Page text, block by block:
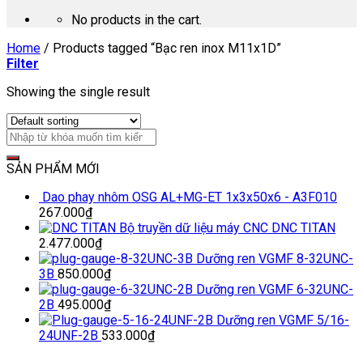
No products in the cart.
Home / Products tagged “Bạc ren inox M11x1D”
Filter
Showing the single result
SẢN PHẨM MỚI
Dao phay nhôm OSG AL+MG-ET 1x3x50x6 - A3F010
267.000₫
Bộ truyền dữ liệu máy CNC DNC TITAN
2.477.000₫
Dưỡng ren VGMF 8-32UNC-
3B 850.000₫
Dưỡng ren VGMF 6-32UNC-
2B 495.000₫
Dưỡng ren VGMF 5/16-
24UNF-2B 533.000₫